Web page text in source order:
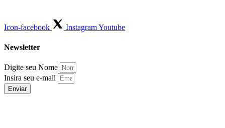
Icon-facebook InstagramYoutube
Newsletter
Digite seu Nome
Insira seu e-mail
Enviar